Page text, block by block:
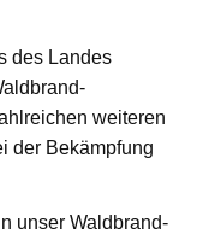
des Landes
weiteren
der Bekämpfung
unser Waldbrand-